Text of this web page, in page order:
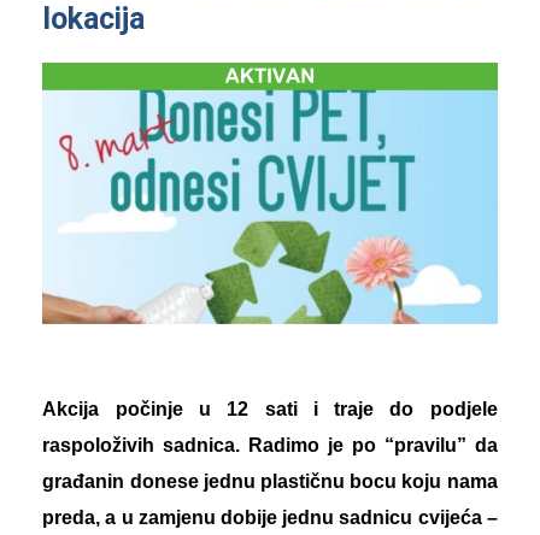
lokacija
Akcija počinje u 12 sati i traje do podjele
raspoloživih sadnica. Radimo je po “pravilu” da
građanin donese jednu plastičnu bocu koju nama
preda, a u zamjenu dobije jednu sadnicu cvijeća –